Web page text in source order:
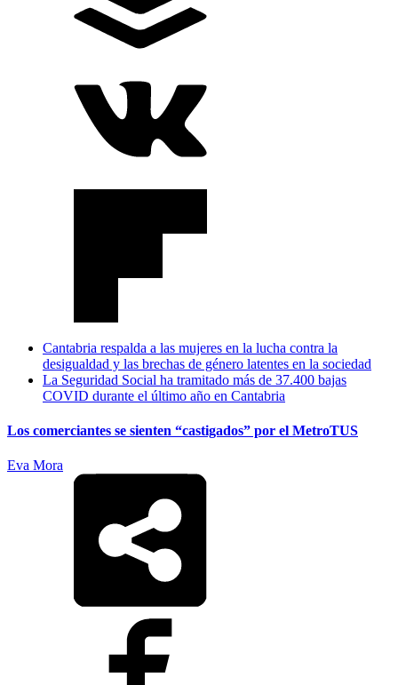
Cantabria respalda a las mujeres en la lucha contra la
desigualdad y las brechas de género latentes en la sociedad
La Seguridad Social ha tramitado más de 37.400 bajas
COVID durante el último año en Cantabria
Los comerciantes se sienten “castigados” por el MetroTUS
Eva Mora